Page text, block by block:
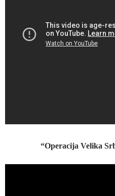
“Operacija Velika